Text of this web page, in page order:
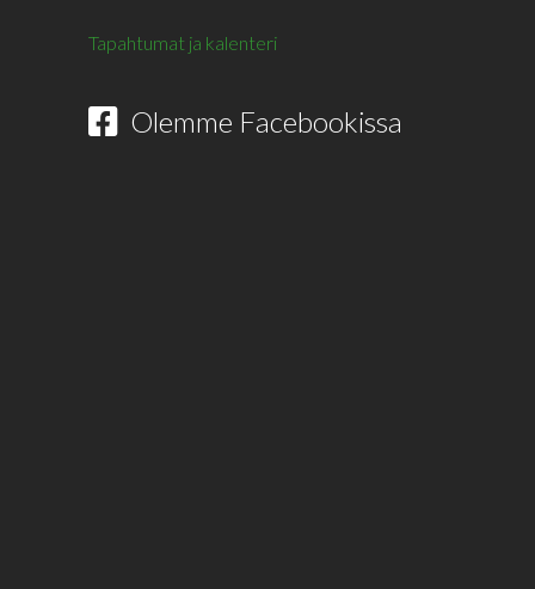
Tapahtumat ja kalenteri
Olemme Facebookissa